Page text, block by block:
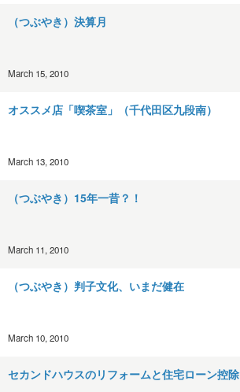
（つぶやき）決算月
March 15, 2010
オススメ店「喫茶室」（千代田区九段南）
March 13, 2010
（つぶやき）15年一昔？！
March 11, 2010
（つぶやき）判子文化、いまだ健在
March 10, 2010
セカンドハウスのリフォームと住宅ローン控除